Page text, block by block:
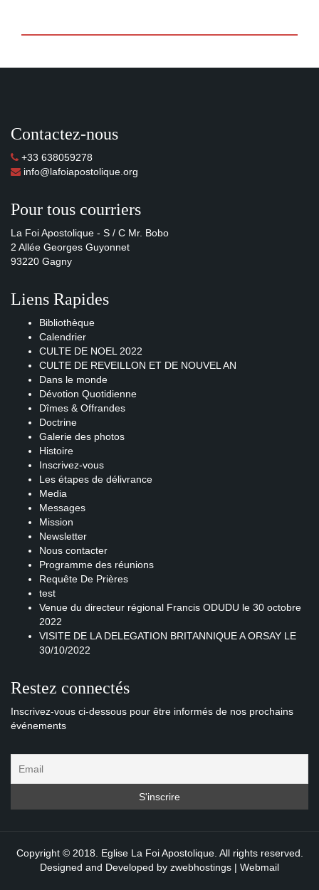
Contactez-nous
+33 638059278
info@lafoiapostolique.org
Pour tous courriers
La Foi Apostolique - S / C Mr. Bobo
2 Allée Georges Guyonnet
93220 Gagny
Liens Rapides
Bibliothèque
Calendrier
CULTE DE NOEL 2022
CULTE DE REVEILLON ET DE NOUVEL AN
Dans le monde
Dévotion Quotidienne
Dîmes & Offrandes
Doctrine
Galerie des photos
Histoire
Inscrivez-vous
Les étapes de délivrance
Media
Messages
Mission
Newsletter
Nous contacter
Programme des réunions
Requête De Prières
test
Venue du directeur régional Francis ODUDU le 30 octobre
2022
VISITE DE LA DELEGATION BRITANNIQUE A ORSAY LE
30/10/2022
Restez connectés
Inscrivez-vous ci-dessous pour être informés de nos prochains
événements
Copyright © 2018. Eglise La Foi Apostolique. All rights reserved.
Designed and Developed by zwebhostings | Webmail